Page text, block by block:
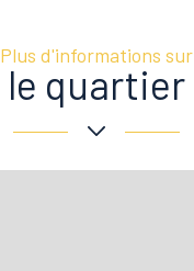
Plus d'informations sur
le quartier